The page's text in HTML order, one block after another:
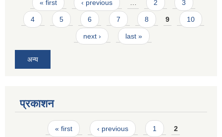
« first ‹ previous … 2 3
4 5 6 7 8 9 10
next › last »
अन्य
प्रकाशन
Pages« first ‹ previous 1 2